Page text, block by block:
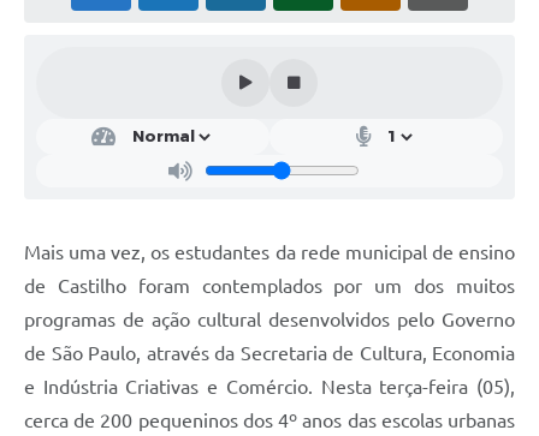
A Prefeitura
Mais uma vez, os estudantes da rede municipal de ensino
de Castilho foram contemplados por um dos muitos
programas de ação cultural desenvolvidos pelo Governo
de São Paulo, através da Secretaria de Cultura, Economia
e Indústria Criativas e Comércio. Nesta terça-feira (05),
cerca de 200 pequeninos dos 4º anos das escolas urbanas